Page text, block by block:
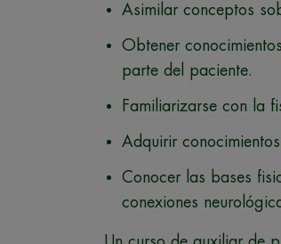
Asimilar conceptos
Obtener
parte del paciente.
Familiarizarse con la
Adquirir
Conocer las bases
conexiones